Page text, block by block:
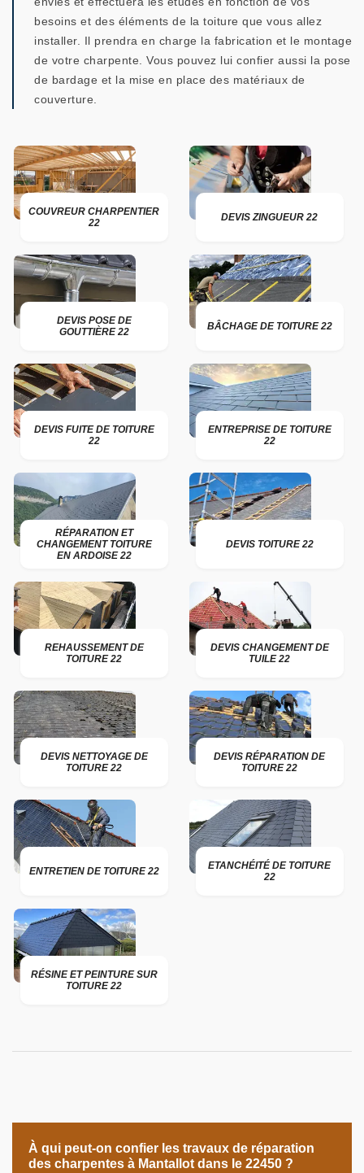
besoins et des éléments de la toiture que vous allez
installer. Il prendra en charge la fabrication et le montage
de votre charpente. Vous pouvez lui confier aussi la pose
de bardage et la mise en place des matériaux de
couverture.
COUVREUR CHARPENTIER
22
DEVIS ZINGUEUR 22
DEVIS POSE DE
GOUTTIÈRE 22
BÂCHAGE DE TOITURE 22
DEVIS FUITE DE TOITURE
22
ENTREPRISE DE TOITURE
22
RÉPARATION ET
CHANGEMENT TOITURE
EN ARDOISE 22
DEVIS TOITURE 22
REHAUSSEMENT DE
TOITURE 22
DEVIS CHANGEMENT DE
TUILE 22
DEVIS NETTOYAGE DE
TOITURE 22
DEVIS RÉPARATION DE
TOITURE 22
ENTRETIEN DE TOITURE 22
ETANCHÉITÉ DE TOITURE
22
RÉSINE ET PEINTURE SUR
TOITURE 22
À qui peut-on confier les travaux de réparation
des charpentes à Mantallot dans le 22450 ?